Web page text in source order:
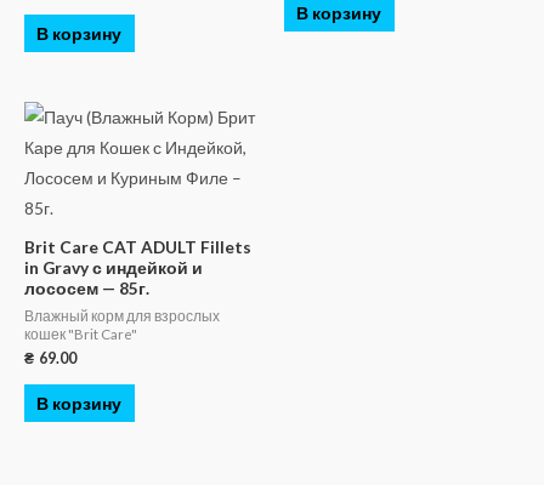
В корзину
В корзину
Brit Care CAT ADULT Fillets
in Gravy с индейкой и
лососем — 85г.
Влажный корм для взрослых
кошек "Brit Care"
₴ 69.00
В корзину